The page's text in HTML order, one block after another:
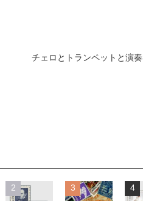
チェロとトランペットと演
2 3 4